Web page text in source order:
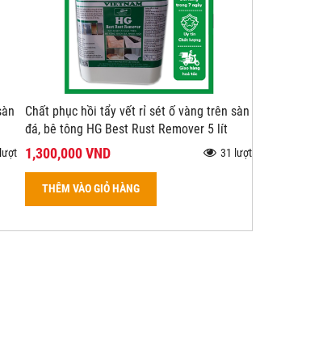
Chất phục hồi tẩy vết rỉ sét ố vàng trên sàn
đá, bê tông HG Best Rust Remover 5 lít
1,300,000 VND 31 lượt
THÊM VÀO GIỎ HÀNG